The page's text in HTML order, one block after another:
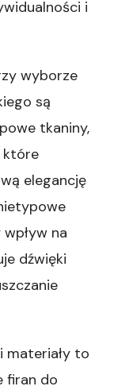
i
wyborze
są
tkaniny,
które
elegancję
na
dźwięki
materiały to
firan do